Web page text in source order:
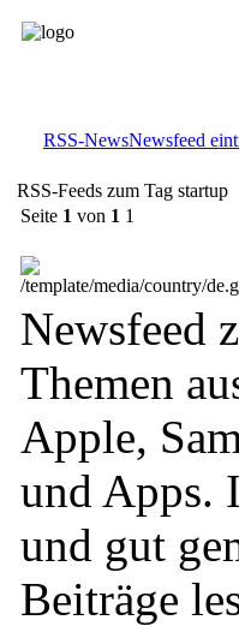
RSS-NewsNewsfeed
RSS-Feeds zum Tag startup
Seite 1 von 1 1
Newsfeed
Themen
Apple,
und Apps.
und gut
Beiträge